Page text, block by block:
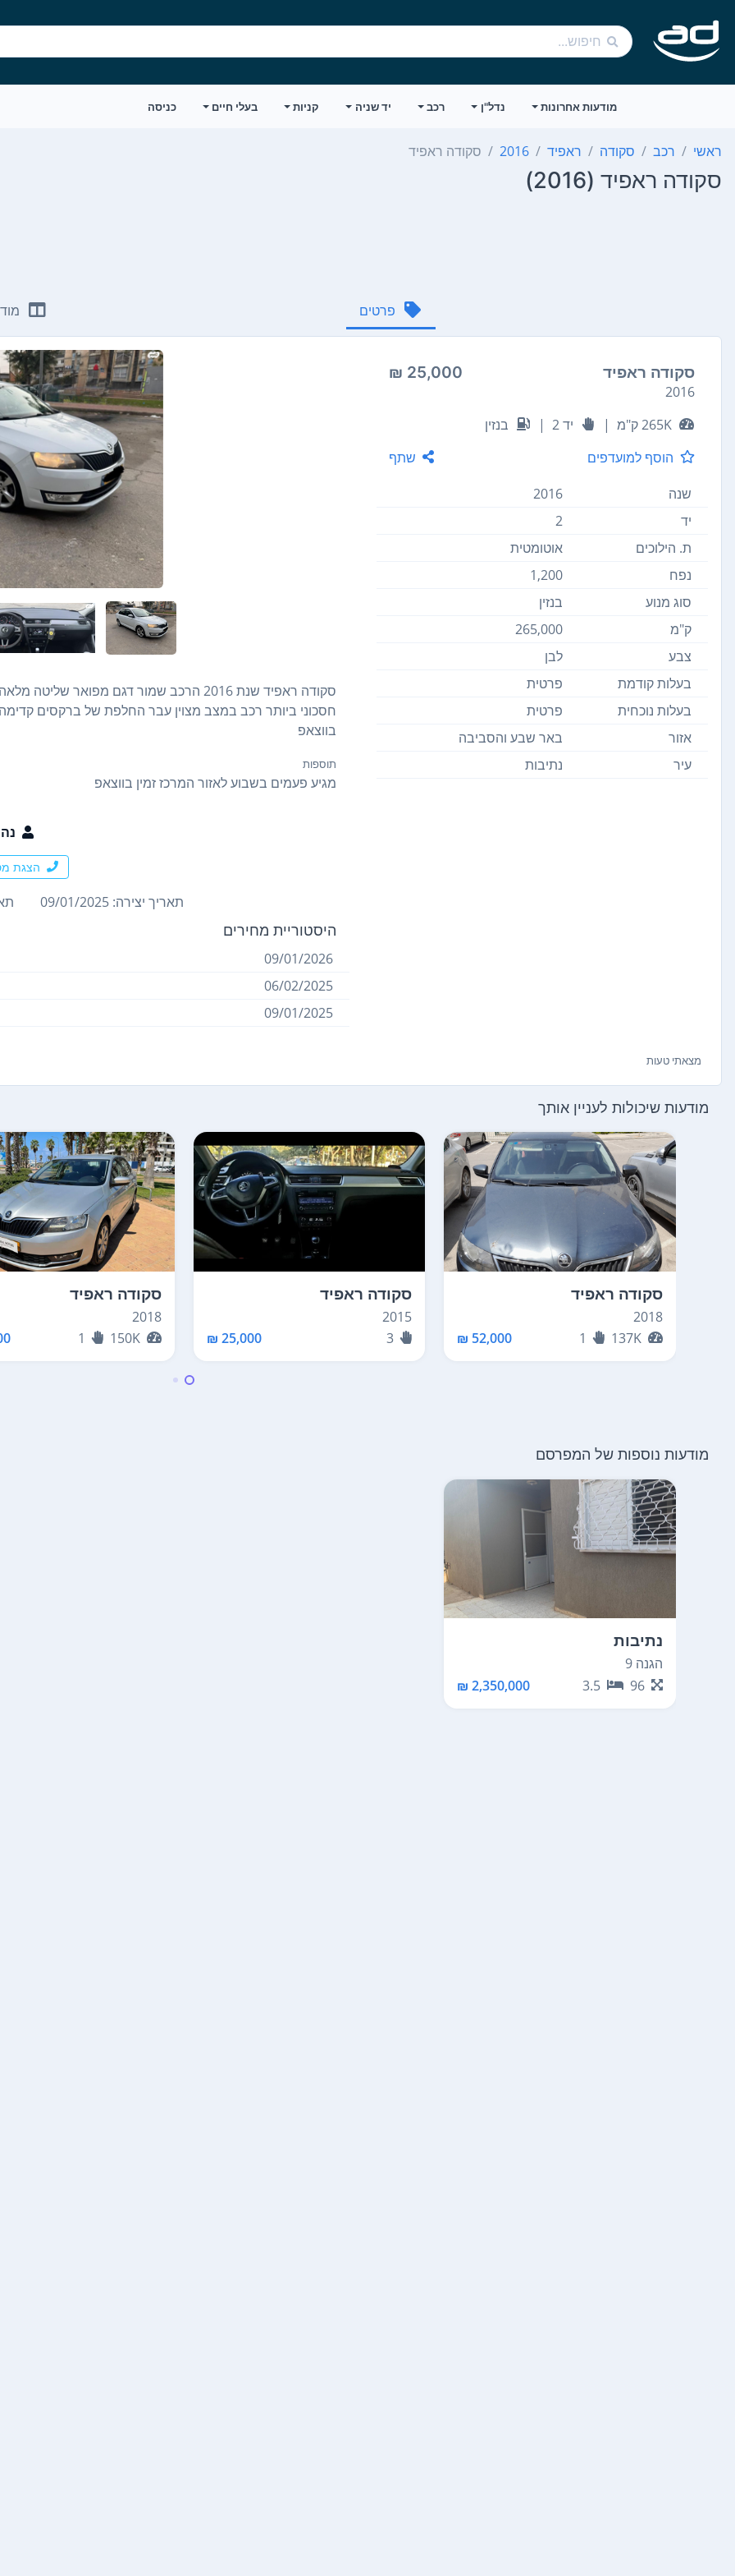
מודעות אחרונות נדל"ן רכב יד שניה קניות בעלי חיים כניסה
ראשי רכב סקודה ראפיד 2016 סקודה ראפיד
סקודה ראפיד (2016)
פרטים
סקודה ראפיד 25,000 ₪
2016
265K ק"מ
| יד 2 |
בנזין
הוסף למועדפים
שתף
שנה
2016
יד
2
ת. הילוכים
אוטומטית
נפח
1,200
סוג מנוע
בנזין
ק"מ
265,000
צבע
לבן
בעלות קודמת
פרטית
בעלות נוכחית
פרטית
אזור
באר שבע והסביבה
עיר
נתיבות
סקודה ראפיד שנת 2016 הרכב שמור דגם
בווצאפ
תוספות
מגיע פעמים בשבוע לאזור המרכז זמין בווצאפ
הצגת
תאריך יצירה: 09/01/2025
היסטוריית מחירים
09/01/2026
06/02/2025
09/01/2025
מצאתי טעות
מודעות שיכולות לעניין אותך
סקודה ראפיד
2018
137K
1
52,000 ₪
סקודה ראפיד
2015
3
25,000 ₪
סקודה ראפיד
2018
150K
1
₪
מודעות נוספות של המפרסם
נתיבות
הגנה 9
96
3.5
2,350,000 ₪